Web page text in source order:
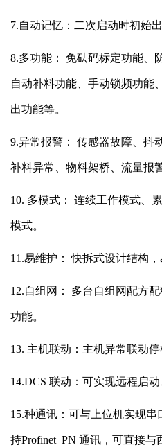
7.自动记忆：二次启动时初始
8.多功能： 免砝码标定功能、
自动补料功能、手动锁频功能
出功能等。
9.异常报警： 传感器故障、抖
补料异常、物料架桥、流量报
10. 多模式： 连续工作模式、
模式。
11.易维护： 快拆式设计结构，
12.自组网： 多台自组网配方
功能。
13. 主机联动：主机异常联动停
14.DCS 联动：可实现远程启
15.种通讯：可与上位机实现
持Profinet PN 通讯，可直接与